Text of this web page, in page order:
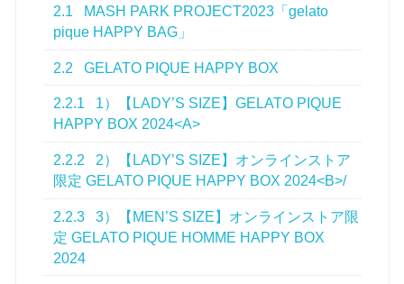
2.1
MASH PARK PROJECT2023「gelato
pique HAPPY BAG」
2.2 GELATO PIQUE HAPPY BOX
2.2.1
1）【LADY’S SIZE】GELATO PIQUE
HAPPY BOX 2024<A>
2.2.2
2）【LADY’S SIZE】オンラインストア
限定 GELATO PIQUE HAPPY BOX 2024<B>/
2.2.3
3）【MEN’S SIZE】オンラインストア限
定 GELATO PIQUE HOMME HAPPY BOX
2024